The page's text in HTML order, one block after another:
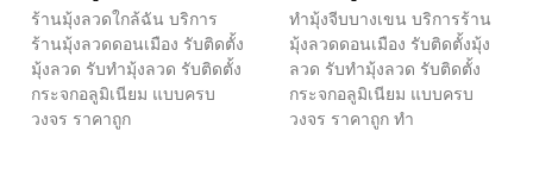
ร้านมุ้งลวดใกล้ฉัน บริการ
ร้านมุ้งลวดดอนเมือง รับติดตั้ง
มุ้งลวด รับทำมุ้งลวด รับติดตั้ง
กระจกอลูมิเนียม แบบครบ
วงจร ราคาถูก
ทำมุ้งจีบบางเขน บริการร้าน
มุ้งลวดดอนเมือง รับติดตั้งมุ้ง
ลวด รับทำมุ้งลวด รับติดตั้ง
กระจกอลูมิเนียม แบบครบ
วงจร ราคาถูก ทำ